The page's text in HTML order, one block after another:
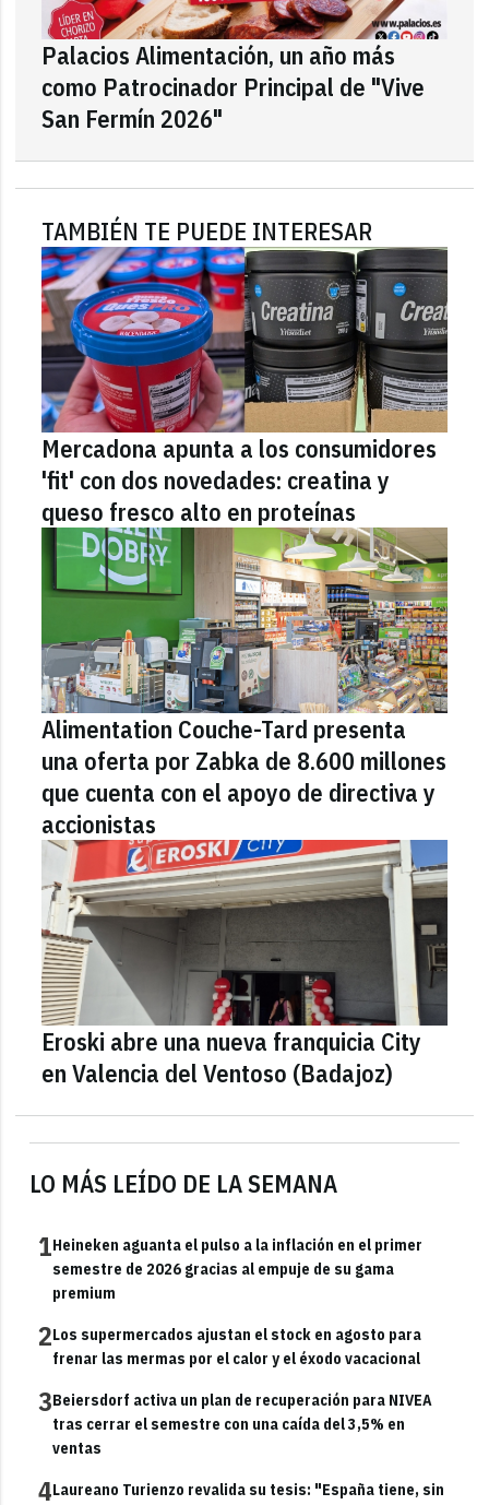
LO MÁS LEÍDO DE LA SEMANA
1Heineken aguanta el pulso a la inflación en el primer
semestre de 2026 gracias al empuje de su gama
premium
2Los supermercados ajustan el stock en agosto para
frenar las mermas por el calor y el éxodo vacacional
3Beiersdorf activa un plan de recuperación para NIVEA
tras cerrar el semestre con una caída del 3,5% en
ventas
4Laureano Turienzo revalida su tesis: "España tiene, sin
Palacios Alimentación, un año más
como Patrocinador Principal de "Vive
San Fermín 2026"
TAMBIÉN TE PUEDE INTERESAR
Mercadona apunta a los consumidores
'fit' con dos novedades: creatina y
queso fresco alto en proteínas
Alimentation Couche-Tard presenta
una oferta por Zabka de 8.600 millones
que cuenta con el apoyo de directiva y
accionistas
Eroski abre una nueva franquicia City
en Valencia del Ventoso (Badajoz)